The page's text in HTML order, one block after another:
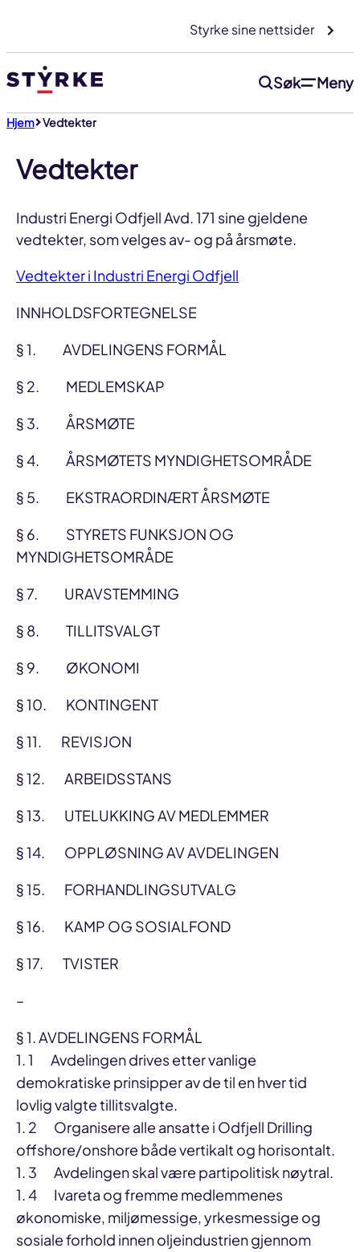
innhold
Styrke sine nettsider
Søk Meny
Hjem Vedtekter
Vedtekter
Industri Energi Odfjell Avd. 171 sine gjeldene
vedtekter, som velges av- og på årsmøte.
Vedtekter i Industri Energi Odfjell
INNHOLDSFORTEGNELSE
§ 1. AVDELINGENS FORMÅL
§ 2. MEDLEMSKAP
§ 3. ÅRSMØTE
§ 4. ÅRSMØTETS MYNDIGHETSOMRÅDE
§ 5. EKSTRAORDINÆRT ÅRSMØTE
§ 6. STYRETS FUNKSJON OG
MYNDIGHETSOMRÅDE
§ 7. URAVSTEMMING
§ 8. TILLITSVALGT
§ 9. ØKONOMI
§ 10. KONTINGENT
§ 11. REVISJON
§ 12. ARBEIDSSTANS
§ 13. UTELUKKING AV MEDLEMMER
§ 14. OPPLØSNING AV AVDELINGEN
§ 15. FORHANDLINGSUTVALG
§ 16. KAMP OG SOSIALFOND
§ 17. TVISTER
–
§ 1. AVDELINGENS FORMÅL
1. 1 Avdelingen drives etter vanlige
demokratiske prinsipper av de til en hver tid
lovlig valgte tillitsvalgte.
1. 2 Organisere alle ansatte i Odfjell Drilling
offshore/onshore både vertikalt og horisontalt.
1. 3 Avdelingen skal være partipolitisk nøytral.
1. 4 Ivareta og fremme medlemmenes
økonomiske, miljømessige, yrkesmessige og
sosiale forhold innen oljeindustrien gjennom